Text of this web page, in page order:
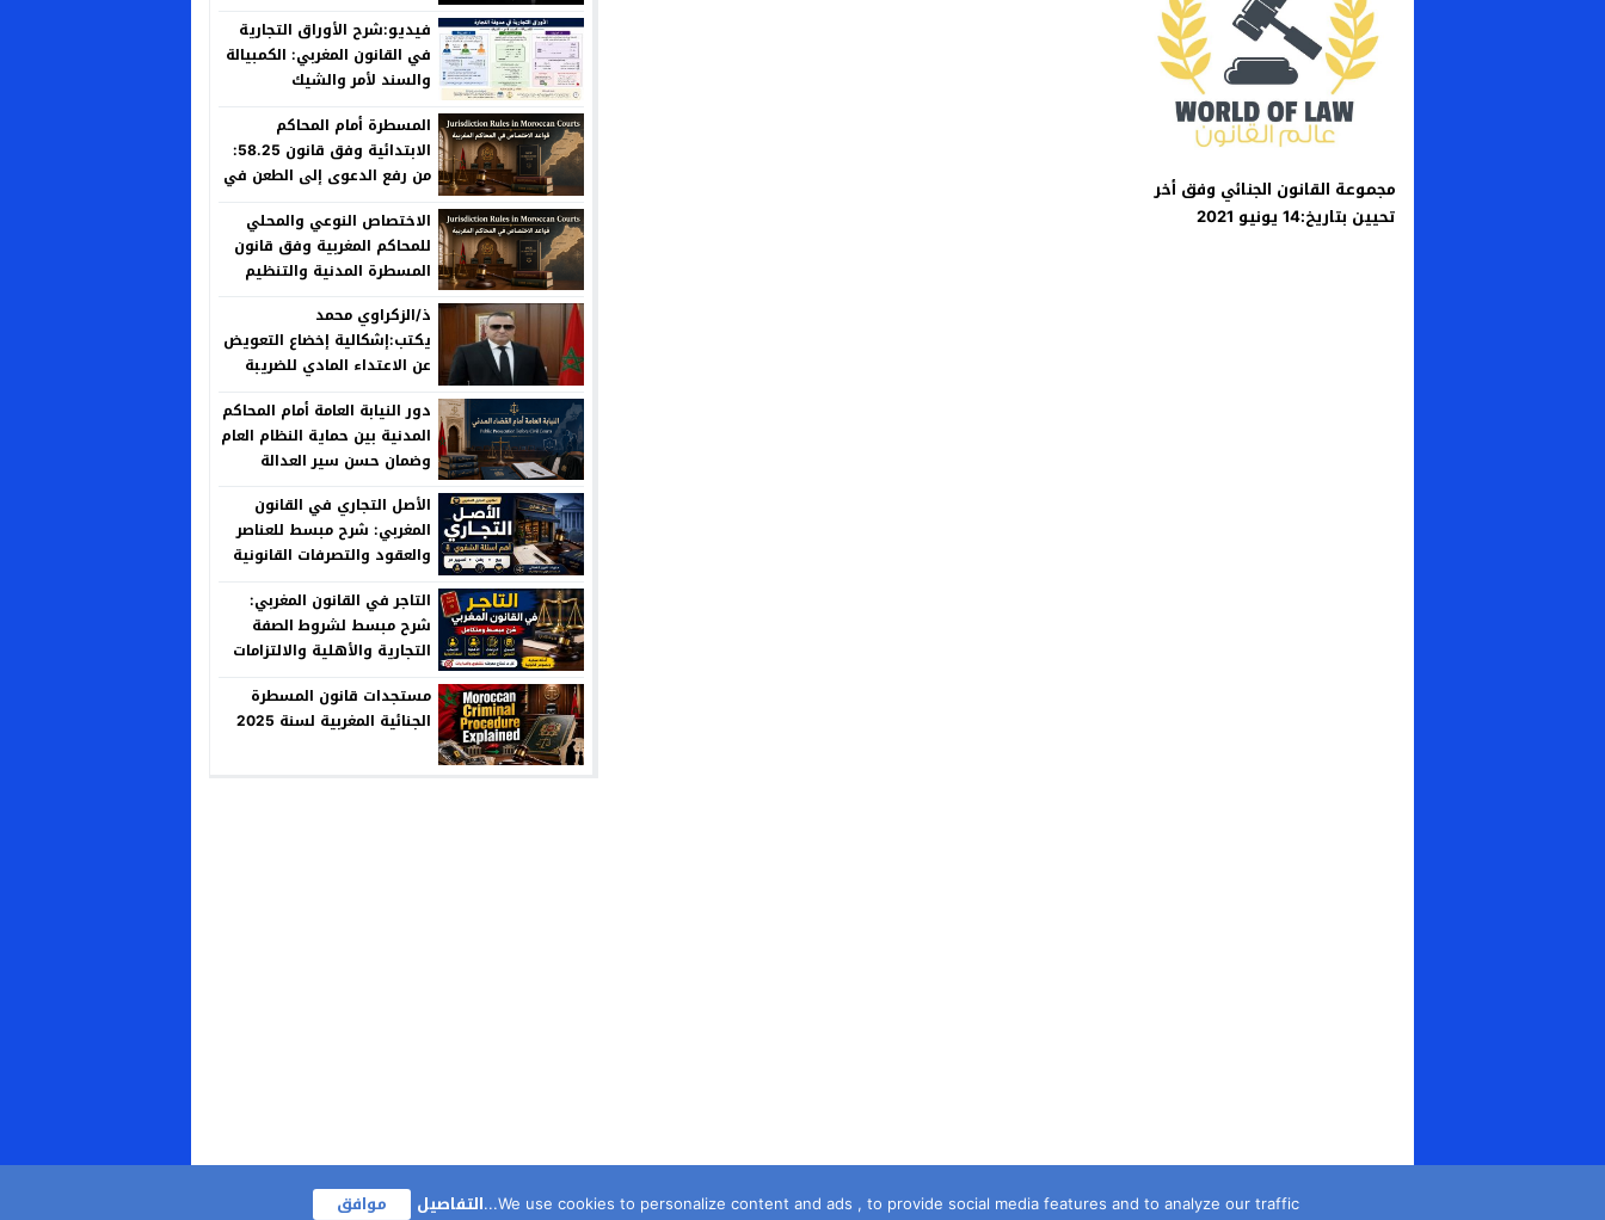
مجموعة القانون الجنائي وفق أخر
تحيين بتاريخ:14 يونيو 2021
المنفعة العامة
فيديو:شرح الأوراق التجارية
في القانون المغربي: الكمبيالة
والسند لأمر والشيك
المسطرة أمام المحاكم
الابتدائية وفق قانون 58.25:
من رفع الدعوى إلى الطعن في
الاختصاص النوعي والمحلي
للمحاكم المغربية وفق قانون
المسطرة المدنية والتنظيم
ذ/الزكراوي محمد
يكتب:إشكالية إخضاع التعويض
عن الاعتداء المادي للضريبة
العدالة الجبائية وخصوصية
المسؤولية الإدارية
دور النيابة العامة أمام المحاكم
المدنية بين حماية النظام العام
وضمان حسن سير العدالة
الأصل التجاري في القانون
المغربي: شرح مبسط للعناصر
والعقود والتصرفات القانونية
التاجر في القانون المغربي:
شرح مبسط لشروط الصفة
التجارية والأهلية والالتزامات
مستجدات قانون المسطرة
الجنائية المغربية لسنة 2025
We use cookies to personalize content and ads , to provide social media features and to analyze our traffic... التفاصيل موافق